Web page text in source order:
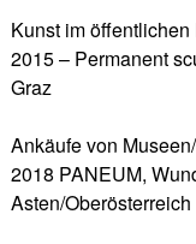
Kunst im
2015 – Permanent
Graz
Ankäufe von
2018 PANEUM,
Asten/Oberösterreich